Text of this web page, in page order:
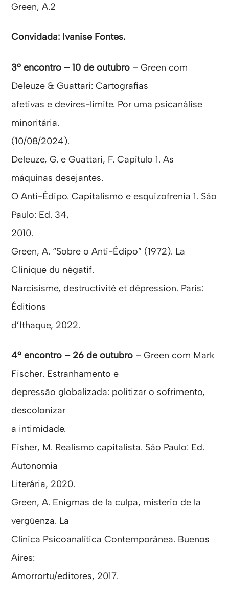
Green, A.2
Convidada: Ivanise Fontes.
3º encontro – 10 de outubro – Green com
Deleuze & Guattari: Cartografias
afetivas e devires-limite. Por uma psicanálise
minoritária.
(10/08/2024).
Deleuze, G. e Guattari, F. Capítulo 1. As
máquinas desejantes.
O Anti-Édipo. Capitalismo e esquizofrenia 1. São
Paulo: Ed. 34,
2010.
Green, A. “Sobre o Anti-Édipo” (1972). La
Clinique du négatif.
Narcisisme, destructivité et dépression. Paris:
Éditions
d’Ithaque, 2022.
4º encontro – 26 de outubro – Green com Mark
Fischer. Estranhamento e
depressão globalizada: politizar o sofrimento,
descolonizar
a intimidade.
Fisher, M. Realismo capitalista. São Paulo: Ed.
Autonomia
Literária, 2020.
Green, A. Enigmas de la culpa, misterio de la
vergüenza. La
Clínica Psicoanalítica Contemporánea. Buenos
Aires:
Amorrortu/editores, 2017.